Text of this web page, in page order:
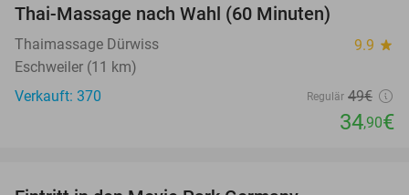
Thai-Massage nach Wahl (60 Minuten)
Thaimassage Dürwiss 9.9 star
Eschweiler (11 km)
Verkauft: 370
Regulär 49€
34,90€